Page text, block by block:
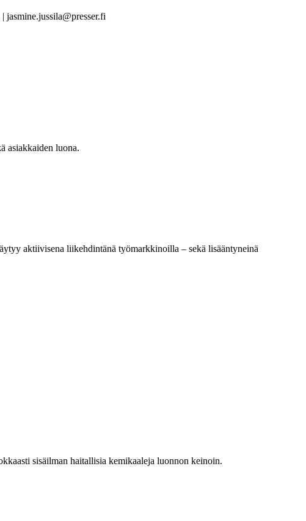
jasmine.jussila@presser.fi
asiakkaiden luona.
aktiivisena liikehdintänä työmarkkinoilla – sekä lisääntyneinä
sisäilman haitallisia kemikaaleja luonnon keinoin.